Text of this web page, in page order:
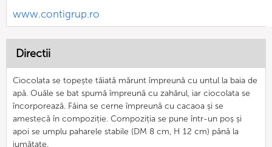
www.contigrup.ro
Directii
Ciocolata se topește tăiată mărunt împreună cu untul la baia de
apă. Ouăle se bat spumă împreună cu zahărul, iar ciocolata se
încorporează. Făina se cerne împreună cu cacaoa și se
amestecă în compoziție. Compoziția se pune într-un poș și
apoi se umplu paharele stabile (DM 8 cm, H 12 cm) până la
jumătate.